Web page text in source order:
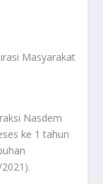
Nasdem
ke 1 tahun